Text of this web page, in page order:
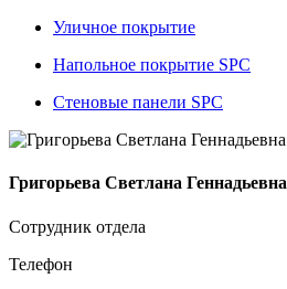
Уличное покрытие
Напольное покрытие SPC
Стеновые панели SPC
Григорьева Светлана Геннадьевна
Сотрудник отдела
Телефон